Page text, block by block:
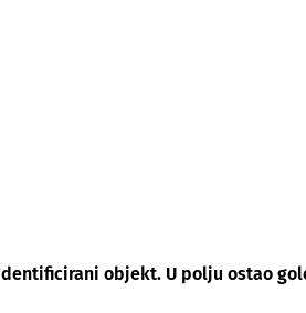
objekt. U polju ostao